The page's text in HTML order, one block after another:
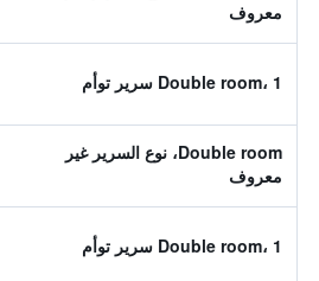
معروف
Double room، 1 سرير توأم
Double room، نوع السرير غير
معروف
Double room، 1 سرير توأم